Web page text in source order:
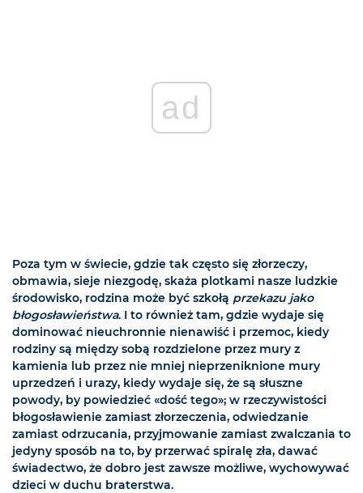
ad
Poza tym w świecie, gdzie tak często się złorzeczy,
obmawia, sieje niezgodę, skaża plotkami nasze ludzkie
środowisko, rodzina może być szkołą przekazu jako
błogosławieństwa. I to również tam, gdzie wydaje się
dominować nieuchronnie nienawiść i przemoc, kiedy
rodziny są między sobą rozdzielone przez mury z
kamienia lub przez nie mniej nieprzeniknione mury
uprzedzeń i urazy, kiedy wydaje się, że są słuszne
powody, by powiedzieć «dość tego»; w rzeczywistości
błogosławienie zamiast złorzeczenia, odwiedzanie
zamiast odrzucania, przyjmowanie zamiast zwalczania to
jedyny sposób na to, by przerwać spiralę zła, dawać
świadectwo, że dobro jest zawsze możliwe, wychowywać
dzieci w duchu braterstwa.